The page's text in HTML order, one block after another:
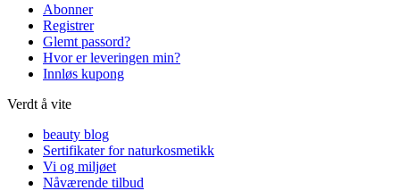
Abonner
Registrer
Glemt passord?
Hvor er leveringen min?
Innløs kupong
Verdt å vite
beauty blog
Sertifikater for naturkosmetikk
Vi og miljøet
Nåværende tilbud